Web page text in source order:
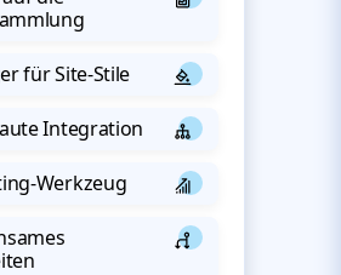
für Site-Stile
Integration
Werkzeug